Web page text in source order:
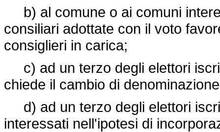
b) al comune o ai comuni
consiliari adottate con il voto
consiglieri in carica;
c) ad un terzo degli elettori
chiede il cambio di
d) ad un terzo degli elettori
interessati nell'ipotesi di